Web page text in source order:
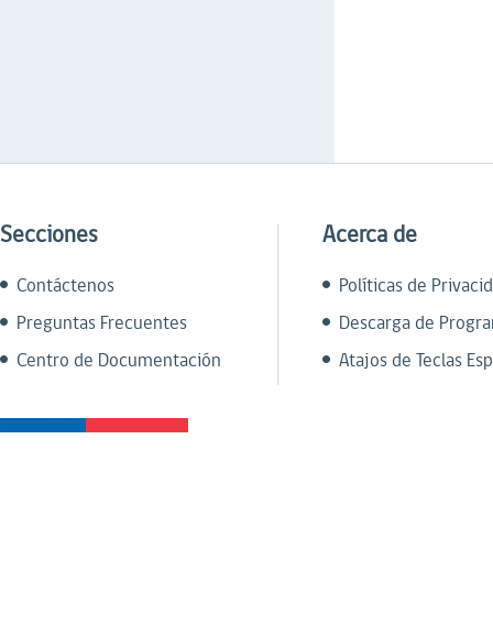
Secciones
Contáctenos
Preguntas Frecuentes
Centro de Documentación
Acerca de
Políticas de
Descarga de
Atajos de Teclas